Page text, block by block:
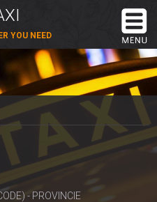
YOU NEED
- PROVINCIE